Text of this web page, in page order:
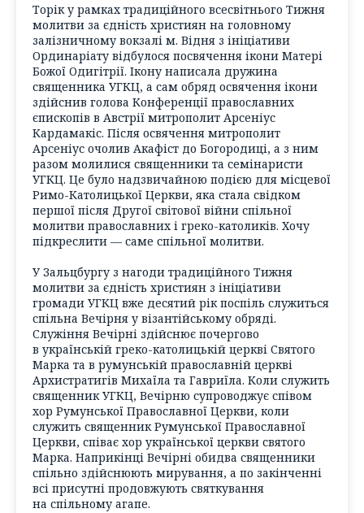
Торік у рамках традиційного всесвітнього Тижня
молитви за єдність християн на головному
залізничному вокзалі м. Відня з ініціативи
Ординаріату відбулося посвячення ікони Матері
Божої Одигітрії. Ікону написала дружина
священника УГКЦ, а сам обряд освячення ікони
здійснив голова Конференції православних
єпископів в Австрії митрополит Арсеніус
Кардамакіс. Після освячення митрополит
Арсеніус очолив Акафіст до Богородиці, а з ним
разом молилися священники та семінаристи
УГКЦ. Це було надзвичайною подією для місцевої
Римо-Католицької Церкви, яка стала свідком
першої після Другої світової війни спільної
молитви православних і греко-католиків. Хочу
підкреслити — саме спільної молитви.
У Зальцбургу з нагоди традиційного Тижня
молитви за єдність християн з ініціативи
громади УГКЦ вже десятий рік поспіль служиться
спільна Вечірня у візантійському обряді.
Служіння Вечірні здійснює почергово
в українській греко-католицькій церкві Святого
Марка та в румунській православній церкві
Архистратигів Михаїла та Гавриїла. Коли служить
священник УГКЦ, Вечірню супроводжує співом
хор Румунської Православної Церкви, коли
служить священник Румунської Православної
Церкви, співає хор української церкви святого
Марка. Наприкінці Вечірні обидва священники
спільно здійснюють мирування, а по закінченні
всі присутні продовжують святкування
на спільному агапе.